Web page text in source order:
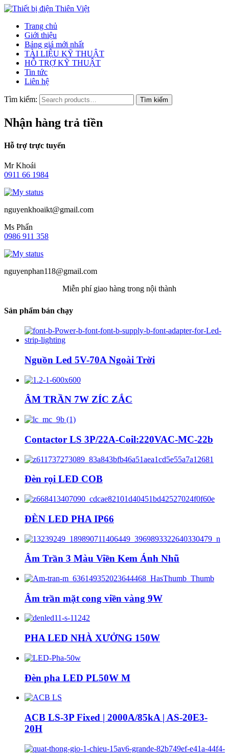
Trang chủ
Giới thiệu
Bảng giá mới nhất
TÀI LIỆU KỸ THUẬT
HỖ TRỢ KỸ THUẬT
Tin tức
Liên hệ
Tìm kiếm:
Nhận hàng trả tiền
Hỗ trợ trực tuyến
Mr Khoái
0911 66 1984
nguyenkhoaikt@gmail.com
Ms Phấn
0986 911 358
nguyenphan118@gmail.com
Miễn phí giao hàng trong nội thành
Sản phẩm bán chạy
Nguồn Led 5V-70A Ngoài Trời
ÂM TRẦN 7W ZÍC ZẮC
Contactor LS 3P/22A-Coil:220VAC-MC-22b
Đèn rọi LED COB
ĐÈN LED PHA IP66
Âm Trần 3 Màu Viền Kem Ánh Nhũ
Âm trần mặt cong viền vàng 9W
PHA LED NHÀ XƯỞNG 150W
Đèn pha LED PL50W M
ACB LS-3P Fixed | 2000A/85kA | AS-20E3-
20H